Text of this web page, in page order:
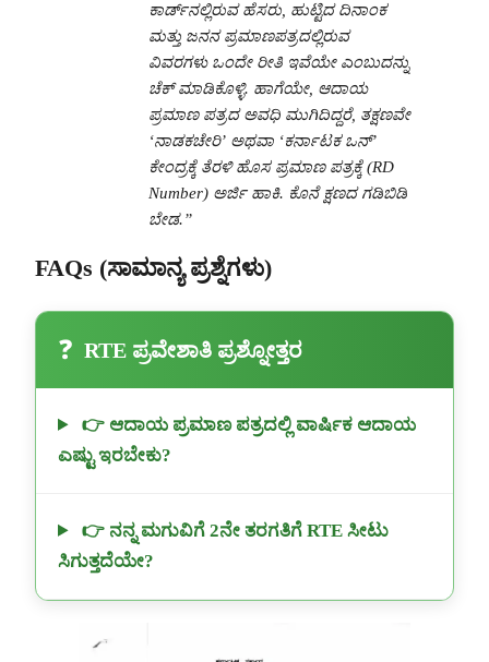
ಕಾರ್ಡ್‌ನಲ್ಲಿರುವ ಹೆಸರು, ಹುಟ್ಟಿದ ದಿನಾಂಕ
ಮತ್ತು ಜನನ ಪ್ರಮಾಣಪತ್ರದಲ್ಲಿರುವ
ವಿವರಗಳು ಒಂದೇ ರೀತಿ ಇವೆಯೇ ಎಂಬುದನ್ನು
ಚೆಕ್ ಮಾಡಿಕೊಳ್ಳಿ. ಹಾಗೆಯೇ, ಆದಾಯ
ಪ್ರಮಾಣ ಪತ್ರದ ಅವಧಿ ಮುಗಿದಿದ್ದರೆ, ತಕ್ಷಣವೇ
‘ನಾಡಕಚೇರಿ’ ಅಥವಾ ‘ಕರ್ನಾಟಕ ಒನ್’
ಕೇಂದ್ರಕ್ಕೆ ತೆರಳಿ ಹೊಸ ಪ್ರಮಾಣ ಪತ್ರಕ್ಕೆ (RD
Number) ಅರ್ಜಿ ಹಾಕಿ. ಕೊನೆ ಕ್ಷಣದ ಗಡಿಬಿಡಿ
ಬೇಡ.”
FAQs (ಸಾಮಾನ್ಯ ಪ್ರಶ್ನೆಗಳು)
❓ RTE ಪ್ರವೇಶಾತಿ ಪ್ರಶ್ನೋತ್ತರ
👉 ಆದಾಯ ಪ್ರಮಾಣ ಪತ್ರದಲ್ಲಿ ವಾರ್ಷಿಕ ಆದಾಯ
ಎಷ್ಟು ಇರಬೇಕು?
👉 ನನ್ನ ಮಗುವಿಗೆ 2ನೇ ತರಗತಿಗೆ RTE ಸೀಟು
ಸಿಗುತ್ತದೆಯೇ?